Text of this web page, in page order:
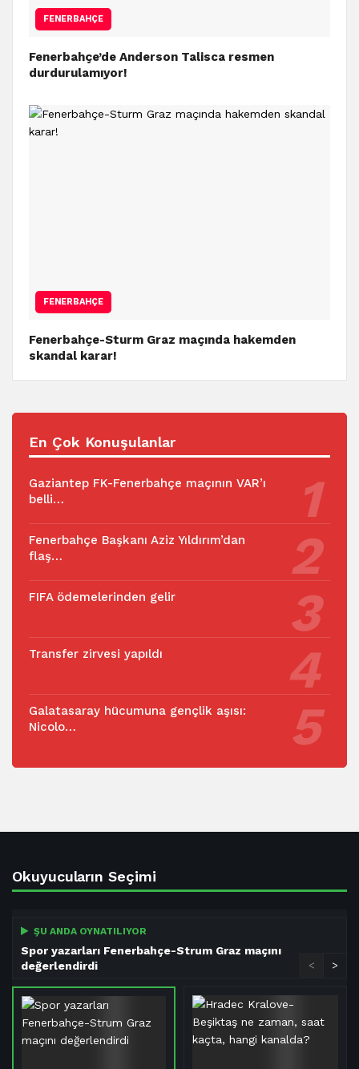
FENERBAHÇE
Fenerbahçe’de Anderson Talisca resmen
durdurulamıyor!
FENERBAHÇE
Fenerbahçe-Sturm Graz maçında hakemden
skandal karar!
En Çok Konuşulanlar
Gaziantep FK-Fenerbahçe maçının VAR’ı
belli…
Fenerbahçe Başkanı Aziz Yıldırım’dan
flaş…
FIFA ödemelerinden gelir
Transfer zirvesi yapıldı
Galatasaray hücumuna gençlik aşısı:
Nicolo…
Okuyucuların Seçimi
ŞU ANDA OYNATILIYOR
Spor yazarları Fenerbahçe-Strum Graz maçını
değerlendirdi
< >